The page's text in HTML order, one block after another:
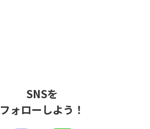
SNSを
フォローしよう！